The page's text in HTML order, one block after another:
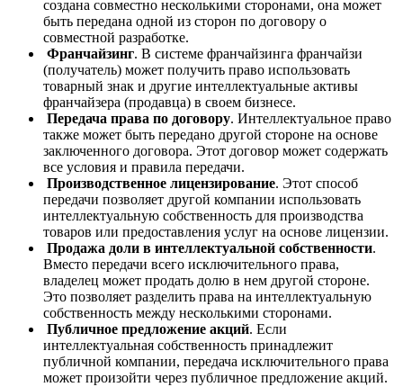
создана совместно несколькими сторонами, она может
быть передана одной из сторон по договору о
совместной разработке.
Франчайзинг. В системе франчайзинга франчайзи
(получатель) может получить право использовать
товарный знак и другие интеллектуальные активы
франчайзера (продавца) в своем бизнесе.
Передача права по договору. Интеллектуальное право
также может быть передано другой стороне на основе
заключенного договора. Этот договор может содержать
все условия и правила передачи.
Производственное лицензирование. Этот способ
передачи позволяет другой компании использовать
интеллектуальную собственность для производства
товаров или предоставления услуг на основе лицензии.
Продажа доли в интеллектуальной собственности.
Вместо передачи всего исключительного права,
владелец может продать долю в нем другой стороне.
Это позволяет разделить права на интеллектуальную
собственность между несколькими сторонами.
Публичное предложение акций. Если
интеллектуальная собственность принадлежит
публичной компании, передача исключительного права
может произойти через публичное предложение акций.